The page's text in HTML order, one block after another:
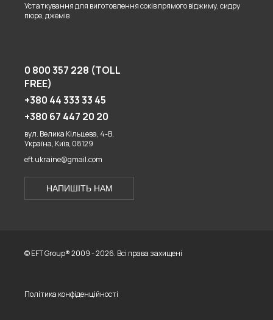
Устаткування для виготовлення соків прямого віджиму, сидру
пюре, джемів
0 800 357 228 (TOLL
FREE)
+380 44 333 33 45
+380 67 447 20 20
вул. Велика Кільцева, 4-В,
Україна, Київ, 08129
eft.ukraine@gmail.com
НАПИШІТЬ НАМ
© EFT Group® 2009 - 2026. Всі права захищені
Політика конфіденційності